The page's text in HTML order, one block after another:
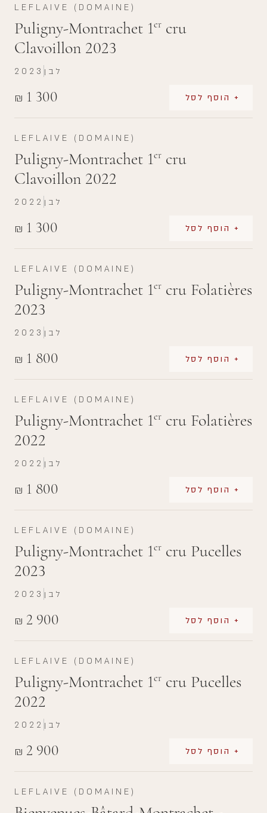
LEFLAIVE (DOMAINE)
Puligny-Montrachet 1er cru
Clavoillon 2023
₪ 1 300 + הוסף לסל
2023 לבן
LEFLAIVE (DOMAINE)
Puligny-Montrachet 1er cru
Clavoillon 2022
₪ 1 300 + הוסף לסל
2022 לבן
LEFLAIVE (DOMAINE)
Puligny-Montrachet 1er cru Folatières
2023
₪ 1 800 + הוסף לסל
2023 לבן
LEFLAIVE (DOMAINE)
Puligny-Montrachet 1er cru Folatières
2022
₪ 1 800 + הוסף לסל
2022 לבן
LEFLAIVE (DOMAINE)
Puligny-Montrachet 1er cru Pucelles
2023
₪ 2 900 + הוסף לסל
2023 לבן
LEFLAIVE (DOMAINE)
Puligny-Montrachet 1er cru Pucelles
2022
₪ 2 900 + הוסף לסל
2022 לבן
LEFLAIVE (DOMAINE)